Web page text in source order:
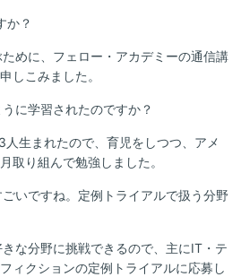
か？
ために、フェロー・アカデミーの通信講
しこみました。
に学習されたのですか？
人生まれたので、育児をしつつ、アメ
取り組んで勉強しました。
ごいですね。定例トライアルで扱う分野
きな分野に挑戦できるので、主にIT・テ
ィクションの定例トライアルに応募し